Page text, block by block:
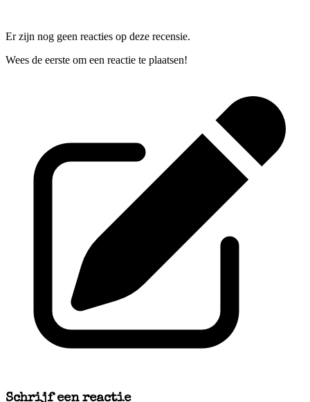
Er zijn nog geen reacties op deze recensie.
Wees de eerste om een reactie te plaatsen!
Schrijf een reactie